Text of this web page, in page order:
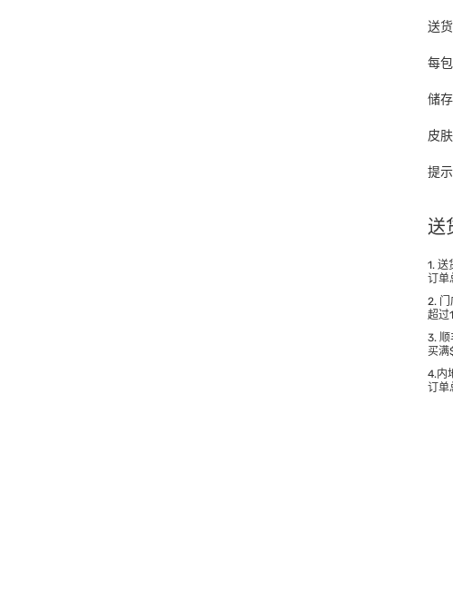
送
每
储
皮
提示
送
1. 送
订单
2. 门
超过
3. 顺
买满
4.内
订单